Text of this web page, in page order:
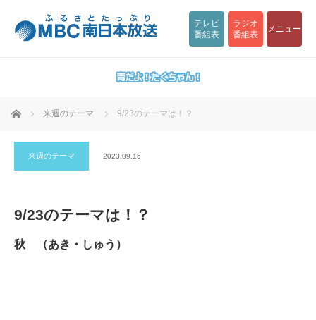
テレビ
番組表
ラジオ
番組表
メニュー
ホーム 来週のテーマ 9/23のテーマは！？
来週のテーマ 2023.09.16
9/23のテーマは！？
秋 （あき・しゅう）